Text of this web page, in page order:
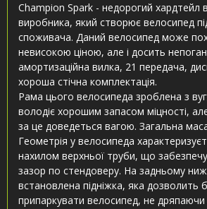
Champion Spark - недорогий хардтейл
виробника, який створює велосипед
споживача. Даний велосипед може
невисокою ціною, але і досить
амортизаційна вилка, 21 передача,
хороша стічна комплектація.
Рама цього велосипеда зроблена з
володіє хорошим запасом міцності,
за це доведеться вагою. Загальна
Геометрія у велосипеда
нахилом верхньої труби, що
зазор по стендоверу. На задньому
встановлена ​​підніжка, яка дозволить
припаркувати велосипед, не